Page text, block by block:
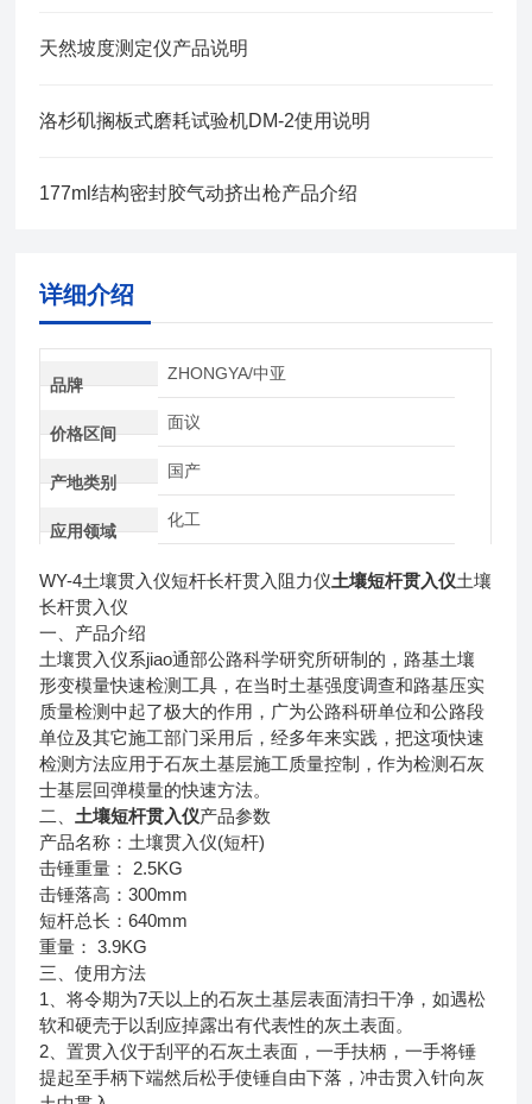
天然坡度测定仪产品说明
洛杉矶搁板式磨耗试验机DM-2使用说明
177ml结构密封胶气动挤出枪产品介绍
详细介绍
品牌
ZHONGYA/中亚
价格区间
面议
产地类别
国产
应用领域
化工
WY-4土壤贯入仪短杆长杆贯入阻力仪土壤短杆贯入仪土壤
长杆贯入仪
一、产品介绍
土壤贯入仪系jiao通部公路科学研究所研制的，路基土壤
形变模量快速检测工具，在当时土基强度调查和路基压实
质量检测中起了极大的作用， 广为公路科研单位和公路段
单位及其它施工部门采用后，经多年来实践，把这项快速
检测方法应用于石灰土基层施工质量控制，作为检测石灰
士基层回弹模量的快速方法。
二、 土壤短杆贯入仪产品参数
产品名称：土壤贯入仪(短杆)
击锤重量： 2.5KG
击锤落高：300mm
短杆总长：640mm
重量： 3.9KG
三、使用方法
1 、将令期为7天以上的石灰土基层表面清扫干净，如遇松
软和硬壳于以刮应掉露出有代表性的灰土表面。
2 、置贯入仪于刮平的石灰土表面，一手扶柄，一手将锤
提起至手柄下端然后松手使锤自由下落，冲击贯入针向灰